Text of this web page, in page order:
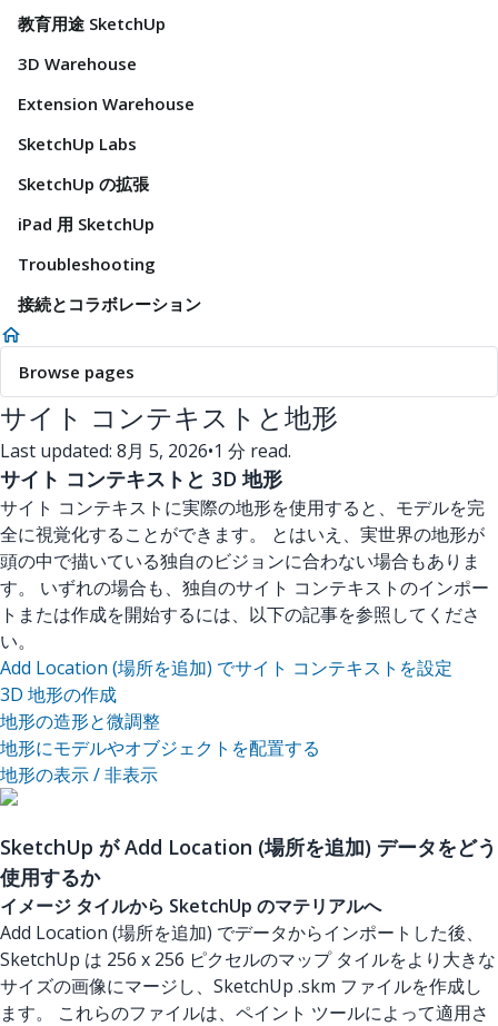
教育用途 SketchUp
3D Warehouse
Extension Warehouse
SketchUp Labs
SketchUp の拡張
iPad 用 SketchUp
Troubleshooting
接続とコラボレーション
Browse pages
サイト コンテキストと地形
Last updated: 8月 5, 2026•1 分 read.
サイト コンテキストと 3D 地形
サイト コンテキストに実際の地形を使用すると、モデルを完
全に視覚化することができます。 とはいえ、実世界の地形が
頭の中で描いている独自のビジョンに合わない場合もありま
す。 いずれの場合も、独自のサイト コンテキストのインポー
トまたは作成を開始するには、以下の記事を参照してくださ
い。
Add Location (場所を追加) でサイト コンテキストを設定
3D 地形の作成
地形の造形と微調整
地形にモデルやオブジェクトを配置する
地形の表示 / 非表示
SketchUp が Add Location (場所を追加) データをどう
使用するか
イメージ タイルから SketchUp のマテリアルへ
Add Location (場所を追加) でデータからインポートした後、
SketchUp は 256 x 256 ピクセルのマップ タイルをより大きな
サイズの画像にマージし、SketchUp .skm ファイルを作成し
ます。 これらのファイルは、ペイント ツールによって適用さ